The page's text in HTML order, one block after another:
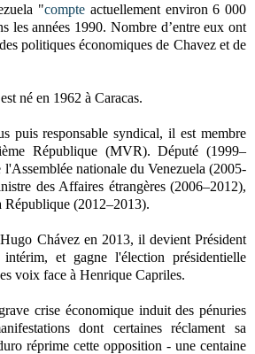
"compte actuellement environ 6 000
les années 1990. Nombre d’entre eux ont
politiques économiques de Chavez et de
né en 1962 à Caracas.
puis responsable syndical, il est membre
République (MVR). Député (1999–
l'Assemblée nationale du Venezuela (2005-
des Affaires étrangères (2006–2012),
République (2012–2013).
Chávez en 2013, il devient Président
et gagne l'élection présidentielle
voix face à Henrique Capriles.
crise économique induit des pénuries
dont certaines réclament sa
réprime cette opposition - une centaine